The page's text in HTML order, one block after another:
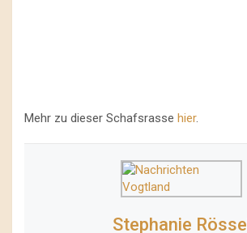
Mehr zu dieser Schafsrasse hier.
Stephanie Rössel